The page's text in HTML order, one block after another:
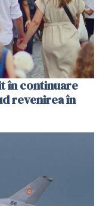
în continuare
revenirea în